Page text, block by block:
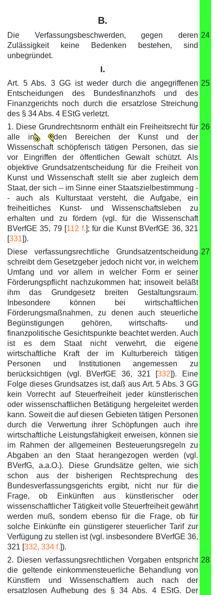
B.
Die Verfassungsbeschwerden, gegen deren
Zulässigkeit keine Bedenken bestehen, sind
unbegründet.
24
I.
Art. 5 Abs. 3 GG ist weder durch die angegriffenen
Entscheidungen des Bundesfinanzhofs und des
Finanzgerichts noch durch die ersatzlose Streichung
des § 34 Abs. 4 EStG verletzt.
25
1. Diese Grundrechtsnorm enthält ein Freiheitsrecht für
alle in
den Bereichen der Kunst und der
Wissenschaft schöpferisch tätigen Personen, das sie
vor Eingriffen der öffentlichen Gewalt schützt. Als
objektive Grundsatzentscheidung für die Freiheit von
Kunst und Wissenschaft stellt sie aber zugleich dem
Staat, der sich -- im Sinne einer Staatszielbestimmung -
- auch als Kulturstaat versteht, die Aufgabe, ein
freiheitliches Kunst- und Wissenschaftsleben zu
erhalten und zu fördern (vgl. für die Wissenschaft
BVerfGE 35, 79 [112 f.]; für die Kunst BVerfGE 36, 321
[331]).
26
Diese verfassungsrechtliche Grundsatzentscheidung
schreibt dem Gesetzgeber jedoch nicht vor, in welchem
Umfang und vor allem in welcher Form er seiner
Förderungspflicht nachzukommen hat; insoweit beläßt
ihm das Grundgesetz breiten Gestaltungsraum.
Inbesondere können bei wirtschaftlichen
Förderungsmaßnahmen, zu denen auch steuerliche
Begünstigungen gehören, wirtschafts- und
finanzpolitische Gesichtspunkte beachtet werden. Auch
ist es dem Staat nicht verwehrt, die eigene
wirtschaftliche Kraft der im Kulturbereich tätigen
Personen und Institutionen angemessen zu
berücksichtigen (vgl. BVerfGE 36, 321 [332]). Eine
Folge dieses Grundsatzes ist, daß aus Art. 5 Abs. 3 GG
kein Vorrecht auf Steuerfreiheit jeder künstlerischen
oder wissenschaftlichen Betätigung hergeleitet werden
kann. Soweit die auf diesen Gebieten tätigen Personen
durch die Verwertung ihrer Schöpfungen auch ihre
wirtschaftliche Leistungsfähigkeit erweisen, können sie
im Rahmen der allgemeinen Besteuerungsregeln zu
Abgaben an den Staat herangezogen werden (vgl.
BVerfG, a.a.O.). Diese Grundsätze gelten, wie sich
schon aus der bisherigen Rechtsprechung des
Bundesverfassungsgerichts ergibt, nicht nur für die
Frage, ob Einkünften aus künstlerischer oder
wissenschaftlicher Tätigkeit volle Steuerfreiheit gewährt
werden muß, sondern ebenso für die Frage, ob für
solche Einkünfte ein günstigerer steuerlicher Tarif zur
Verfügung zu stellen ist (vgl. insbesondere BVerfGE 36,
321 [332, 334 f.]).
27
2. Diesen verfassungsrechtlichen Vorgaben entspricht
die geltende einkommensteuerliche Behandlung von
Künstlern und Wissenschaftlern auch nach der
ersatzlosen Aufhebung des § 34 Abs. 4 EStG. Der
28